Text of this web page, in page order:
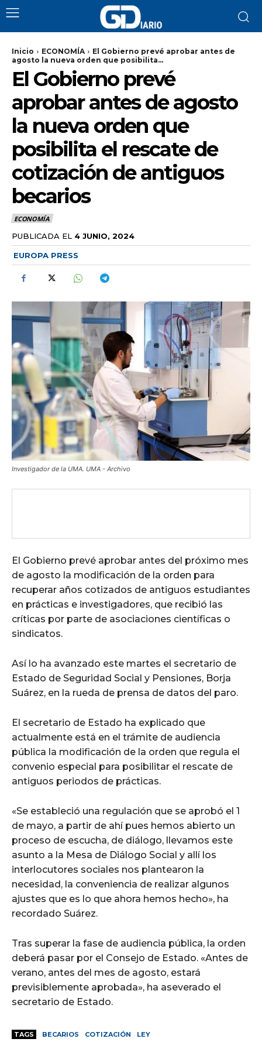
Inicio ECONOMÍA
El Gobierno prevé aprobar antes de
agosto la nueva orden que posibilita...
El Gobierno prevé
aprobar antes de agosto
la nueva orden que
posibilita el rescate de
cotización de antiguos
becarios
ECONOMÍA
PUBLICADA EL 4 JUNIO, 2024
EUROPA PRESS
Investigador de la UMA. UMA - Archivo
El Gobierno prevé aprobar antes del próximo mes
de agosto la modificación de la orden para
recuperar años cotizados de antiguos estudiantes
en prácticas e investigadores, que recibió las
críticas por parte de asociaciones científicas o
sindicatos.
Así lo ha avanzado este martes el secretario de
Estado de Seguridad Social y Pensiones, Borja
Suárez, en la rueda de prensa de datos del paro.
El secretario de Estado ha explicado que
actualmente está en el trámite de audiencia
pública la modificación de la orden que regula el
convenio especial para posibilitar el rescate de
antiguos periodos de prácticas.
«Se estableció una regulación que se aprobó el 1
de mayo, a partir de ahí pues hemos abierto un
proceso de escucha, de diálogo, llevamos este
asunto a la Mesa de Diálogo Social y allí los
interlocutores sociales nos plantearon la
necesidad, la conveniencia de realizar algunos
ajustes que es lo que ahora hemos hecho», ha
recordado Suárez.
Tras superar la fase de audiencia pública, la orden
deberá pasar por el Consejo de Estado. «Antes de
verano, antes del mes de agosto, estará
previsiblemente aprobada», ha aseverado el
secretario de Estado.
TAGS BECARIOS COTIZACIÓN LEY